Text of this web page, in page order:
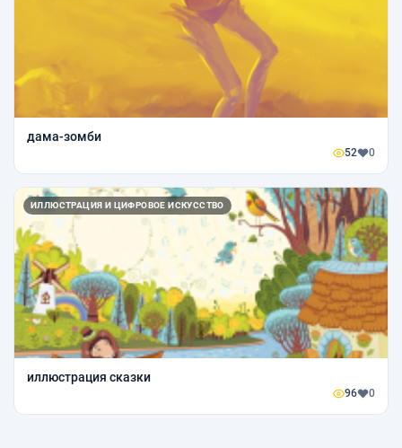
дама-зомби
52 0
ИЛЛЮСТРАЦИЯ И ЦИФРОВОЕ ИСКУССТВО
иллюстрация сказки
96 0